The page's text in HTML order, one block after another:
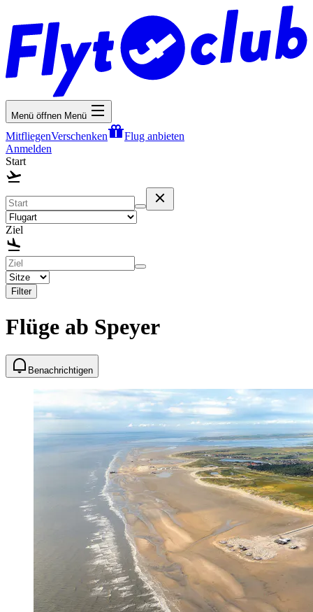
Menü öffnen Menü
MitfliegenVerschenken
Flug anbieten
Anmelden
Start
Ziel
Filter
Flüge ab Speyer
Benachrichtigen